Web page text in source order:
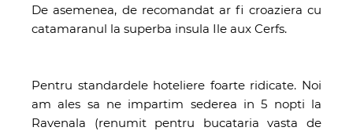
De asemenea, de recomandat ar fi croaziera cu
catamaranul la superba insula Ile aux Cerfs.
Pentru standardele hoteliere foarte ridicate. Noi
am ales sa ne impartim sederea in 5 nopti la
Ravenala (renumit pentru bucataria vasta de